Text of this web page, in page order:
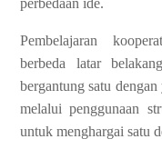
perbedaan ide.
Pembelajaran
berbeda latar
bergantung satu dengan
melalui penggunaan
untuk menghargai satu